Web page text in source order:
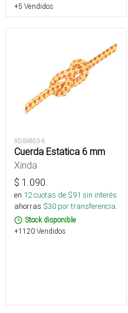
+5 Vendidos
XD-S9803-6
Cuerda Estatica 6 mm
Xinda
$ 1.090
en 12cuotas de $91 sin interés
ahorras $30 por transferencia.
Stock disponible
+1120 Vendidos